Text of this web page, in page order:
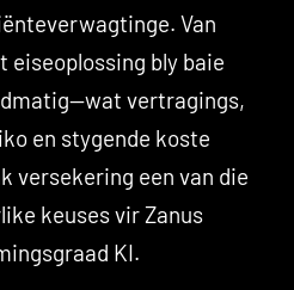
Van
bly baie
vertragings,
en stygende koste
versekering een van die
keuses vir Zanus
KI.